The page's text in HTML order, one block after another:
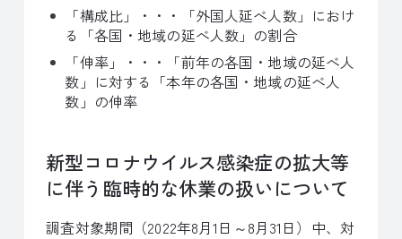
「構成比」・・・「外国人延べ人数」におけ
る「各国・地域の延べ人数」の割合
「伸率」・・・「前年の各国・地域の延べ人
数」に対する「本年の各国・地域の延べ人
数」の伸率
新型コロナウイルス感染症の拡大等
に伴う臨時的な休業の扱いについて
調査対象期間（2022年8月1日～8月31日）中、対